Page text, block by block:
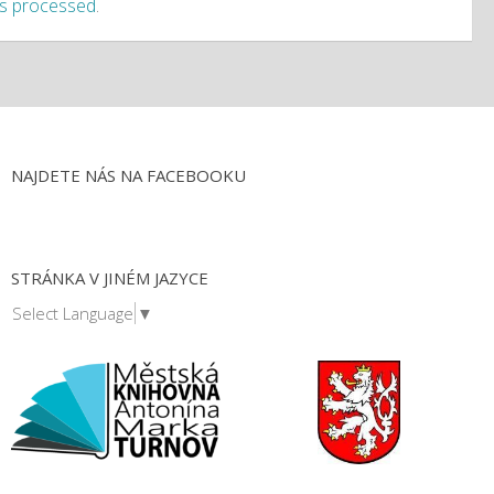
processed.
NAJDETE NÁS NA FACEBOOKU
STRÁNKA V JINÉM JAZYCE
Select Language ▼